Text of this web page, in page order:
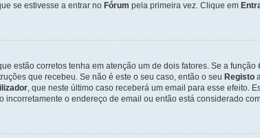
se estivesse a entrar no Fórum pela primeira vez. Clique em
estão corretos tenha em atenção um de dois fatores. Se a função
que recebeu. Se não é este o seu caso, então o seu Registo
, que neste último caso receberá um email para esse efeito.
o endereço de email ou então está considerado